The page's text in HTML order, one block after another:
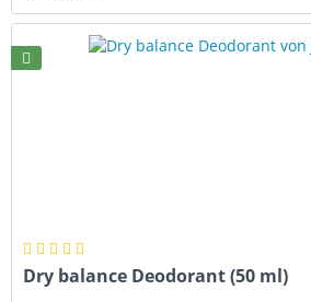
Dry balance Deodorant (50 ml)